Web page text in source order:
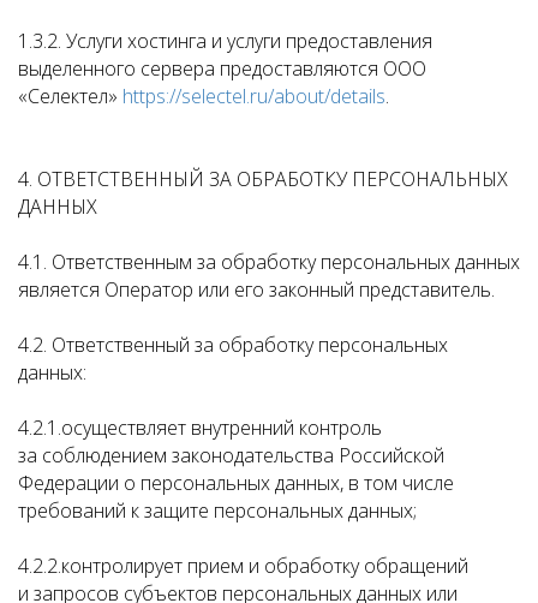
1.3.2. Услуги хостинга и услуги предоставления
выделенного сервера предоставляются ООО
«Селектел» https://selectel.ru/about/details.
4. ОТВЕТСТВЕННЫЙ ЗА ОБРАБОТКУ ПЕРСОНАЛЬНЫХ
ДАННЫХ
4.1. Ответственным за обработку персональных данных
является Оператор или его законный представитель.
4.2. Ответственный за обработку персональных
данных:
4.2.1.осуществляет внутренний контроль
за соблюдением законодательства Российской
Федерации о персональных данных, в том числе
требований к защите персональных данных;
4.2.2.контролирует прием и обработку обращений
и запросов субъектов персональных данных или